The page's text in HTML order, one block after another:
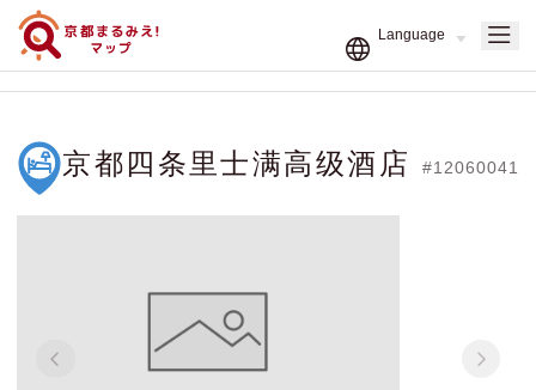
京都四条里士满高级酒店 #12060041